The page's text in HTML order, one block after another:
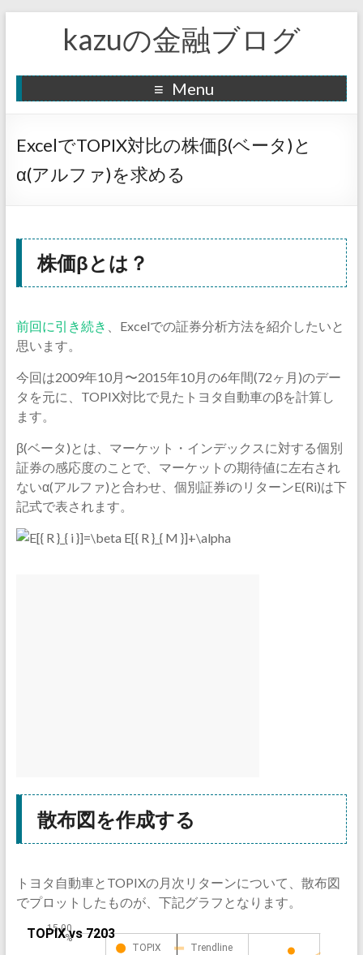
kazuの金融ブログ
Menu
ExcelでTOPIX対比の株価β(ベータ)と
α(アルファ)を求める
株価βとは？
前回に引き続き
、Excelでの証券分析方法を紹介したいと
思います。
今回は2009年10月〜2015年10月の6年間(72ヶ月)のデー
タを元に、TOPIX対比で見たトヨタ自動車のβを計算し
ます。
β(ベータ)とは、マーケット・インデックスに対する個別
証券の感応度のことで、マーケットの期待値に左右され
ないα(アルファ)と合わせ、個別証券iのリターンE(Ri)は下
記式で表されます。
散布図を作成する
トヨタ自動車とTOPIXの月次リターンについて、散布図
でプロットしたものが、下記グラフとなります。